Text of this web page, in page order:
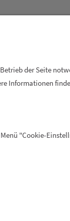
der Seite
Informationen
"Cookie-